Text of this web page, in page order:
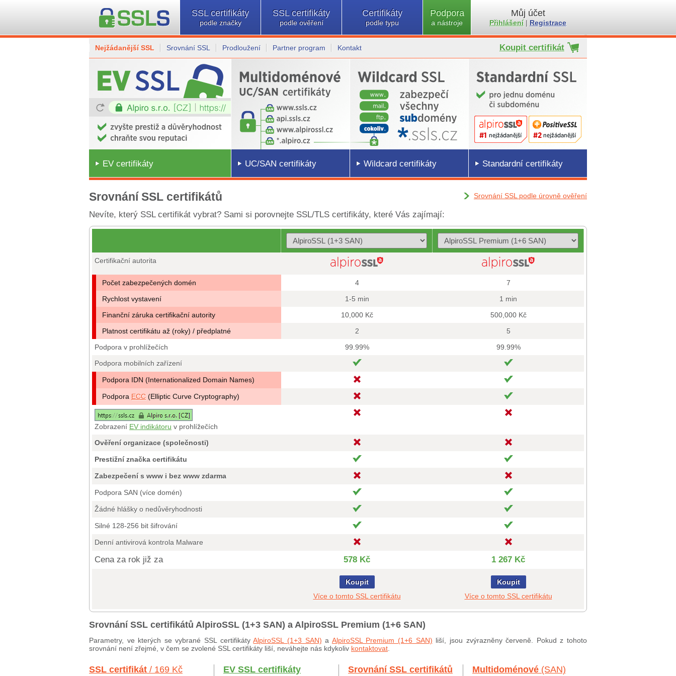
SSL certifikáty
podle značky
SSL certifikáty
podle ověření
Certifikáty
podle typu
Podpora
a nástroje
Můj účet
Přihlášení| Registrace
Nejžádanější SSL Srovnání SSL Prodloužení Partner program Kontakt Koupit certifikát
EV certifikáty UC/SAN certifikáty Wildcard certifikáty Standardní certifikáty
Srovnání SSL certifikátů Srovnání SSL podle úrovně ověření
Nevíte, který SSL certifikát vybrat? Sami si porovnejte SSL/TLS certifikáty, které Vás zajímají:
Certifikační autorita
Počet zabezpečených domén 4
7
Rychlost vystavení
1-5 min
1 min
Finanční záruka certifikační autority
10,000 Kč
500,000 Kč
Platnost certifikátu až (roky) / předplatné
2
5
Podpora v prohlížečích
99.99%
99.99%
Podpora mobilních zařízení
Podpora IDN (Internationalized Domain Names)
Podpora ECC (Elliptic Curve Cryptography)
Zobrazení EV indikátoru v prohlížečích
Ověření organizace (společnosti)
Prestižní značka certifikátu
Zabezpečení s www i bez www zdarma
Podpora SAN (více domén)
Žádné hlášky o nedůvěryhodnosti
Silné 128-256 bit šifrování
Denní antivirová kontrola Malware
Cena za rok již za 578 Kč 1 267 Kč
Koupit
Více o tomto SSL certifikátu
Koupit
Více o tomto SSL certifikátu
Srovnání SSL certifikátů AlpiroSSL (1+3 SAN) a AlpiroSSL Premium (1+6 SAN)
Parametry, ve kterých se vybrané SSL certifikátyAlpiroSSL (1+3 SAN) a AlpiroSSL Premium (1+6 SAN) liší, jsou zvýrazněny červeně. Pokud z tohoto
srovnání není zřejmé, v čem se zvolené SSL certifikáty liší, neváhejte nás kdykoliv kontaktovat
SSL certifikát / 169 Kč EV SSL certifikáty Srovnání SSL certifikátů Multidoménové (SAN)